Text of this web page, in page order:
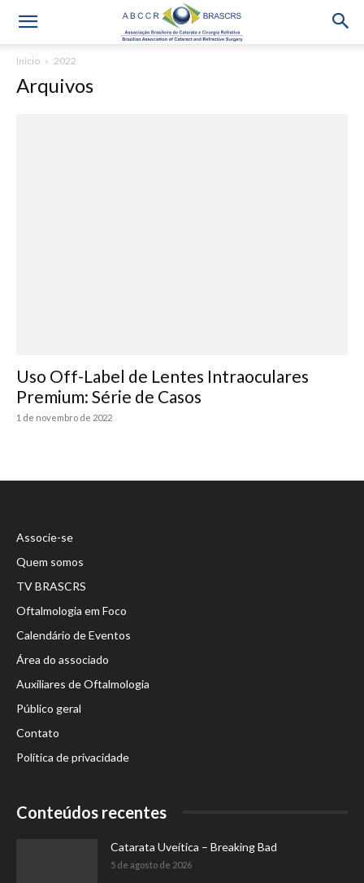
Início 2022
Arquivos
Uso Off-Label de Lentes Intraoculares
Premium: Série de Casos
1 de novembro de 2022
Associe-se
Quem somos
TV BRASCRS
Oftalmologia em Foco
Calendário de Eventos
Área do associado
Auxiliares de Oftalmologia
Público geral
Contato
Política de privacidade
Conteúdos recentes
Catarata Uveítica – Breaking Bad
5 de agosto de 2026